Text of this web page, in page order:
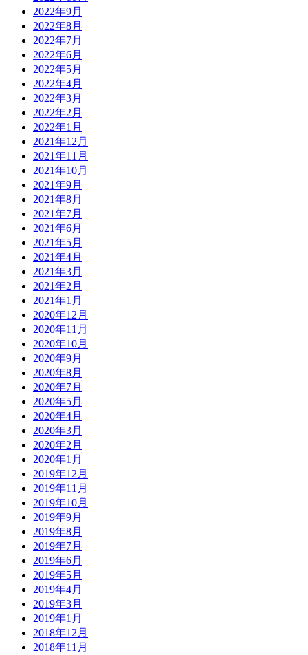
2022年9月
2022年8月
2022年7月
2022年6月
2022年5月
2022年4月
2022年3月
2022年2月
2022年1月
2021年12月
2021年11月
2021年10月
2021年9月
2021年8月
2021年7月
2021年6月
2021年5月
2021年4月
2021年3月
2021年2月
2021年1月
2020年12月
2020年11月
2020年10月
2020年9月
2020年8月
2020年7月
2020年5月
2020年4月
2020年3月
2020年2月
2020年1月
2019年12月
2019年11月
2019年10月
2019年9月
2019年8月
2019年7月
2019年6月
2019年5月
2019年4月
2019年3月
2019年1月
2018年12月
2018年11月